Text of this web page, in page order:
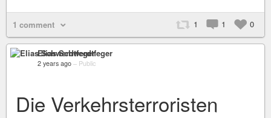
1 1 0
1 comment
Elias Schwerdtfeger
2 years ago – Public
Die Verkehrsterroristen